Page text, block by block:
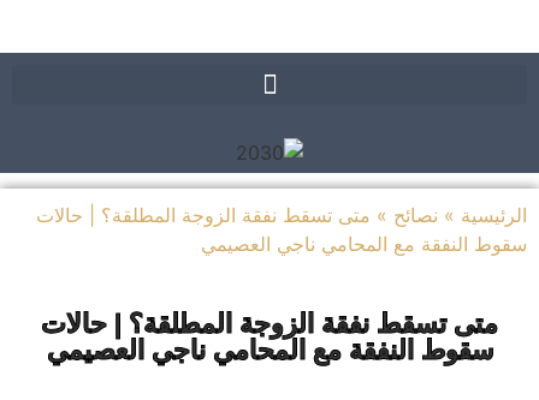
»نصائح»متى تسقط نفقة الزوجة المطلقة؟ | حالات
النفقة مع المحامي ناجي العصيمي
متى تسقط نفقة الزوجة المطلقة؟ | حالات
سقوط النفقة مع المحامي ناجي العصيمي